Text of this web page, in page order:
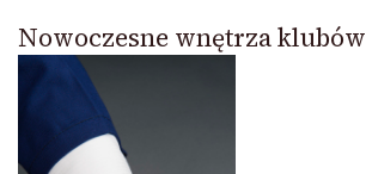
Nowoczesne wnętrza klubów